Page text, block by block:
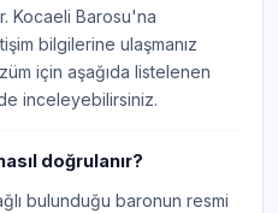
Kocaeli Barosu'na
bilgilerine ulaşmanız
için aşağıda listelenen
inceleyebilirsiniz.
doğrulanır?
bulunduğu baronun resmi